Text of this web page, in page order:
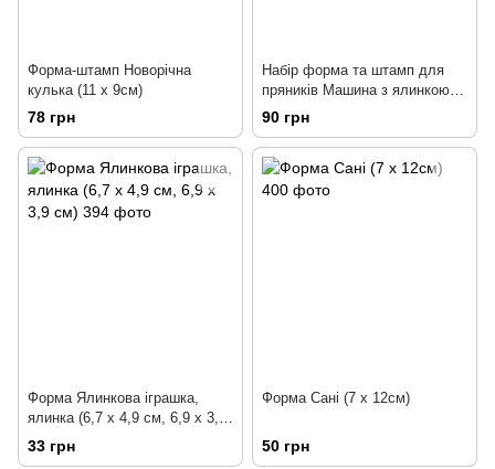
Форма-штамп Новорічна
кулька (11 х 9см)
78 грн
Набір форма та штамп для
пряників Машина з ялинкою
(11 х 8,5 см)
90 грн
Форма Ялинкова іграшка,
ялинка (6,7 х 4,9 см, 6,9 х 3,9
см)
33 грн
Форма Сані (7 х 12см)
50 грн